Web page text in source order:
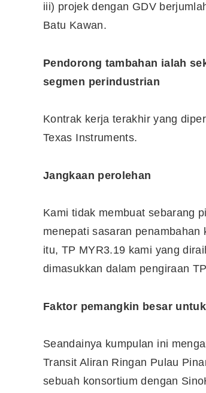
iii) projek dengan GDV
Batu Kawan.
Pendorong tambahan ialah
segmen perindustrian
Kontrak kerja terakhir yang
Texas Instruments.
Jangkaan perolehan
Kami tidak membuat sebarang
menepati sasaran
itu, TP MYR3.19 kami yang
dimasukkan dalam pengiraan
Faktor pemangkin besar
Seandainya kumpulan ini
Transit Aliran Ringan Pulau
sebuah konsortium dengan
Editor Picks
Saham di Bursa
10 Aplikasi Perlu
Telefon Seorang
Saham